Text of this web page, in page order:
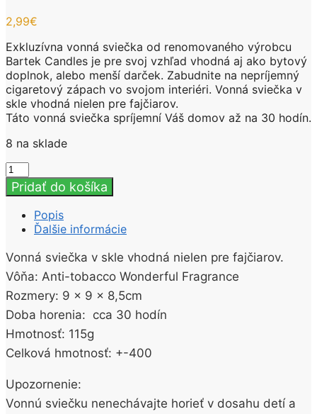
2,99€
Exkluzívna vonná sviečka od renomovaného výrobcu
Bartek Candles je pre svoj vzhľad vhodná aj ako bytový
doplnok, alebo menší darček. Zabudnite na nepríjemný
cigaretový zápach vo svojom interiéri. Vonná sviečka v
skle vhodná nielen pre fajčiarov.
Táto vonná sviečka spríjemní Váš domov až na 30 hodín.
8 na sklade
množstvo
Vonná
sviečka
tobacco
Pridať do košíka
Popis
Ďalšie informácie
Vonná sviečka v skle vhodná nielen pre fajčiarov.
Vôňa: Anti-tobacco Wonderful Fragrance
Rozmery: 9 x 9 x 8,5cm
Doba horenia: cca 30 hodín
Hmotnosť: 115g
Celková hmotnosť: +-400
Upozornenie:
Vonnú sviečku nenechávajte horieť v dosahu detí a